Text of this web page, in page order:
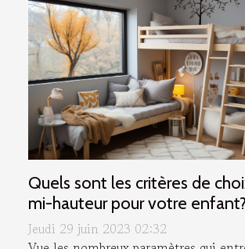
Quels sont les critères de
mi-hauteur pour votre enfant?
Jeudi 29 juin 2023 02:32